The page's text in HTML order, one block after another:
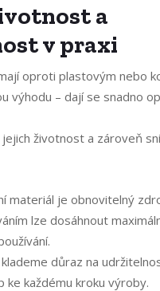
a
v praxi
oproti plastovým nebo
výhodu – dají se snadno
životnost a zároveň
materiál je obnovitelný
lze dosáhnout
důraz na
ke každému kroku výroby.